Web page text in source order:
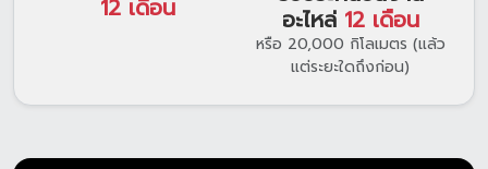
12 เดือน
อะไหล่ 12 เดือน
หรือ 20,000 กิโลเมตร (แล้ว
แต่ระยะใดถึงก่อน)